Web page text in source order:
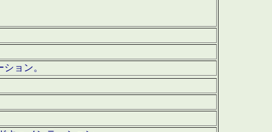
ョン。